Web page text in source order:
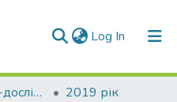
Log In (current)
Звіти про науково-дослідну роботу за держбюджетним фінансуванням
2019 рік